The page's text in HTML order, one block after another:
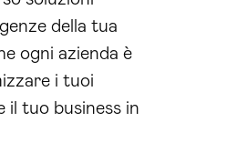
della tua
ogni azienda è
i tuoi
il tuo business in